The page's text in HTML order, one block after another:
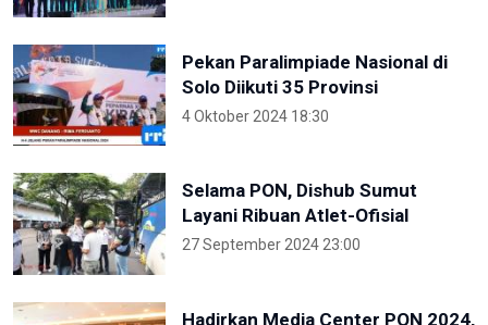
Pekan Paralimpiade Nasional di
Solo Diikuti 35 Provinsi
4 Oktober 2024 18:30
Selama PON, Dishub Sumut
Layani Ribuan Atlet-Ofisial
27 September 2024 23:00
Hadirkan Media Center PON 2024,